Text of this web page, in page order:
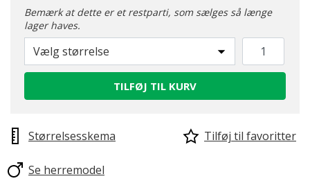
Bemærk at dette er et restparti, som sælges så længe
lager haves.
Vælg størrelse
TILFØJ TIL KURV
Størrelsesskema Tilføj til favoritter
Se herremodel